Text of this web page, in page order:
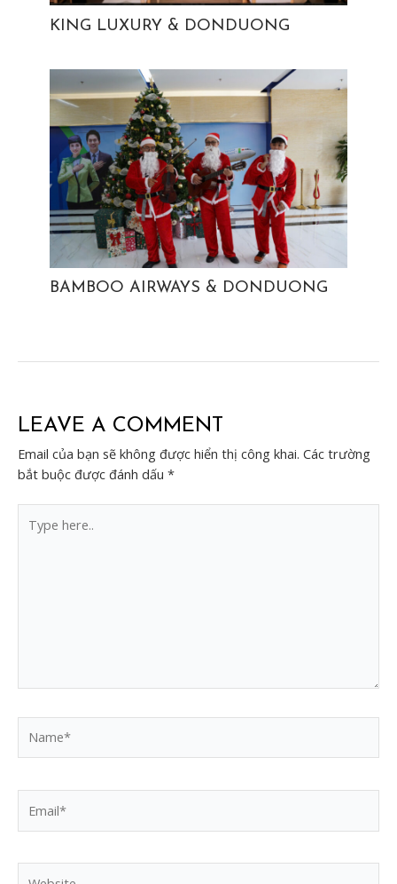
KING LUXURY & DONDUONG
BAMBOO AIRWAYS & DONDUONG
LEAVE A COMMENT
Email của bạn sẽ không được hiển thị công khai. Các trường
bắt buộc được đánh dấu *
here..